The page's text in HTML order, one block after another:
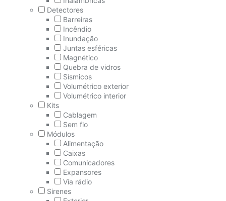
Detectores
Barreiras
Incêndio
Inundação
Juntas esféricas
Magnético
Quebra de vidros
Sísmicos
Volumétrico exterior
Volumétrico interior
Kits
Cablagem
Sem fio
Módulos
Alimentação
Caixas
Comunicadores
Expansores
Vía rádio
Sirenes